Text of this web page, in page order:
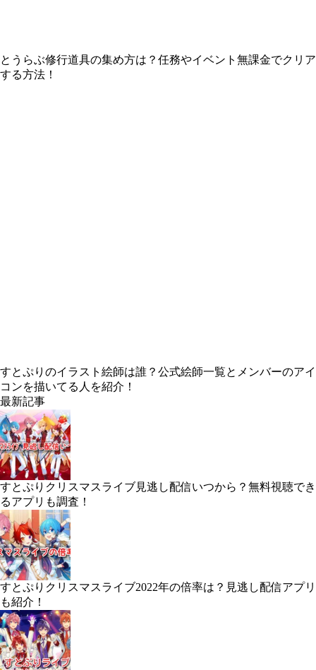
とうらぶ修行道具の集め方は？任務やイベント無課金でクリア
する方法！
すとぷりのイラスト絵師は誰？公式絵師一覧とメンバーのアイ
コンを描いてる人を紹介！
最新記事
すとぷりクリスマスライブ見逃し配信いつから？無料視聴でき
るアプリも調査！
すとぷりクリスマスライブ2022年の倍率は？見逃し配信アプリ
も紹介！